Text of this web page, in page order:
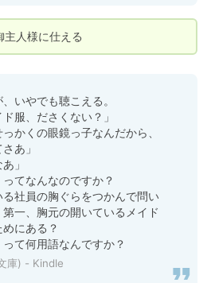
人様に仕える
いやでも聴こえる。
服、ださくない？」
かくの眼鏡っ子なんだから、
あ」
」
てなんなのですか？
社員の胸ぐらをつかんで問い
一、胸元の開いているメイド
にある？
て何用語なんですか？
庫) - Kindle